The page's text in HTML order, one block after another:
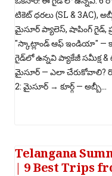
టికెట్ ధరలు (SL & 3AC),
మైసూర్ ప్యాలెస్, షాపింగ్ గైడ్,
"స్కాట్లాండ్ ఆఫ్ ఇండియా" —
గైడ్‌లో ఉన్నవి ప్యాకేజీ సమీక్ష
మైసూర్ — ఎలా చేరుకోవాలి?
2: మైసూర్ → కూర్గ్ — అబ్బీ...
Telangana
| 9 Best Trips